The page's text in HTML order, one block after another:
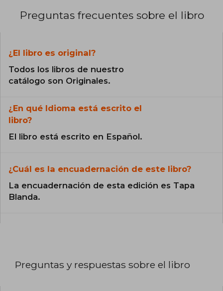
Preguntas frecuentes sobre el libro
¿El libro es original?
Todos los libros de nuestro
catálogo son Originales.
¿En qué Idioma está escrito el
libro?
El libro está escrito en Español.
¿Cuál es la encuadernación de este libro?
La encuadernación de esta edición es Tapa
Blanda.
Preguntas y respuestas sobre el libro